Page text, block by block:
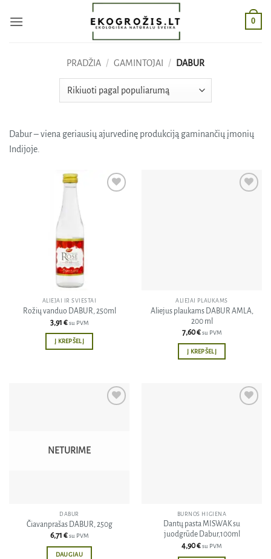
0
PRADŽIA / GAMINTOJAI / DABUR
Dabur – viena geriausių ajurvedinę produkciją gaminančių įmonių
Indijoje.
ALIEJAI IR SVIESTAI
Rožių vanduo DABUR, 250ml
3,91 € su PVM
Į KREPŠELĮ
ALIEJAI PLAUKAMS
Aliejus plaukams DABUR AMLA,
200 ml
7,60€ su PVM
Į KREPŠELĮ
NETURIME
DABUR
Čiavanprašas DABUR, 250g
6,71 € su PVM
DAUGIAU
BURNOS HIGIENA
Dantų pasta MISWAK su
juodgrūde Dabur,100ml
4,90€su PVM